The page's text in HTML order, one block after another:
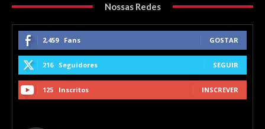
Nossas Redes
2,459 Fans GOSTAR
216 Seguidores SEGUIR
125 Inscritos INSCREVER